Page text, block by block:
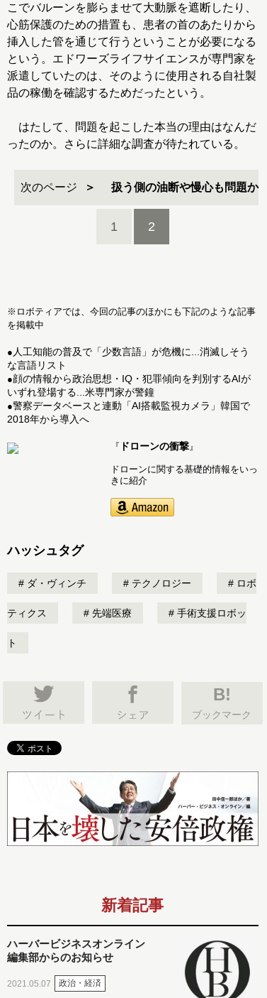
こでバルーンを膨らませて大動脈を遮断したり、
心筋保護のための措置も、患者の首のあたりから
挿入した管を通じて行うということが必要になる
という。エドワーズライフサイエンスが専門家を
派遣していたのは、そのように使用される自社製
品の稼働を確認するためだったという。
はたして、問題を起こした本当の理由はなんだ
ったのか。さらに詳細な調査が待たれている。
次のページ 扱う側の油断や慢心も問題か
1 2
※ロボティアでは、今回の記事のほかにも下記のような記事
を掲載中
● 人工知能の普及で「少数言語」が危機に...消滅しそう
な言語リスト
●顔の情報から政治思想・IQ・犯罪傾向を判別するAIが
いずれ登場する...米専門家が警鐘
●警察データベースと連動「AI搭載監視カメラ」韓国で
2018年から導入へ
『 ドローンの衝撃 』
ドローンに関する基礎的情報をいっ
きに紹介
ハッシュタグ
ダ・ヴィンチ テクノロジー ロボ
ティクス 先端医療 手術支援ロボッ
ト
B!
ブックマーク
新着記事
ハーバービジネスオンライン
編集部からのお知らせ
2021.05.07 政治・経済